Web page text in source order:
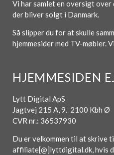
Vi har samlet en oversigt
der bliver solgt i Danmark.
Så slipper du for at skulle
hjemmesider med TV-møbler.
HJEMMESIDEN
Lytt Digital ApS
Jagtvej 215 A, 9. 2100 Kbh Ø
CVR nr.: 36537930
Du er velkommen til at skrive
affiliate[@]lyttdigital.dk, hvis